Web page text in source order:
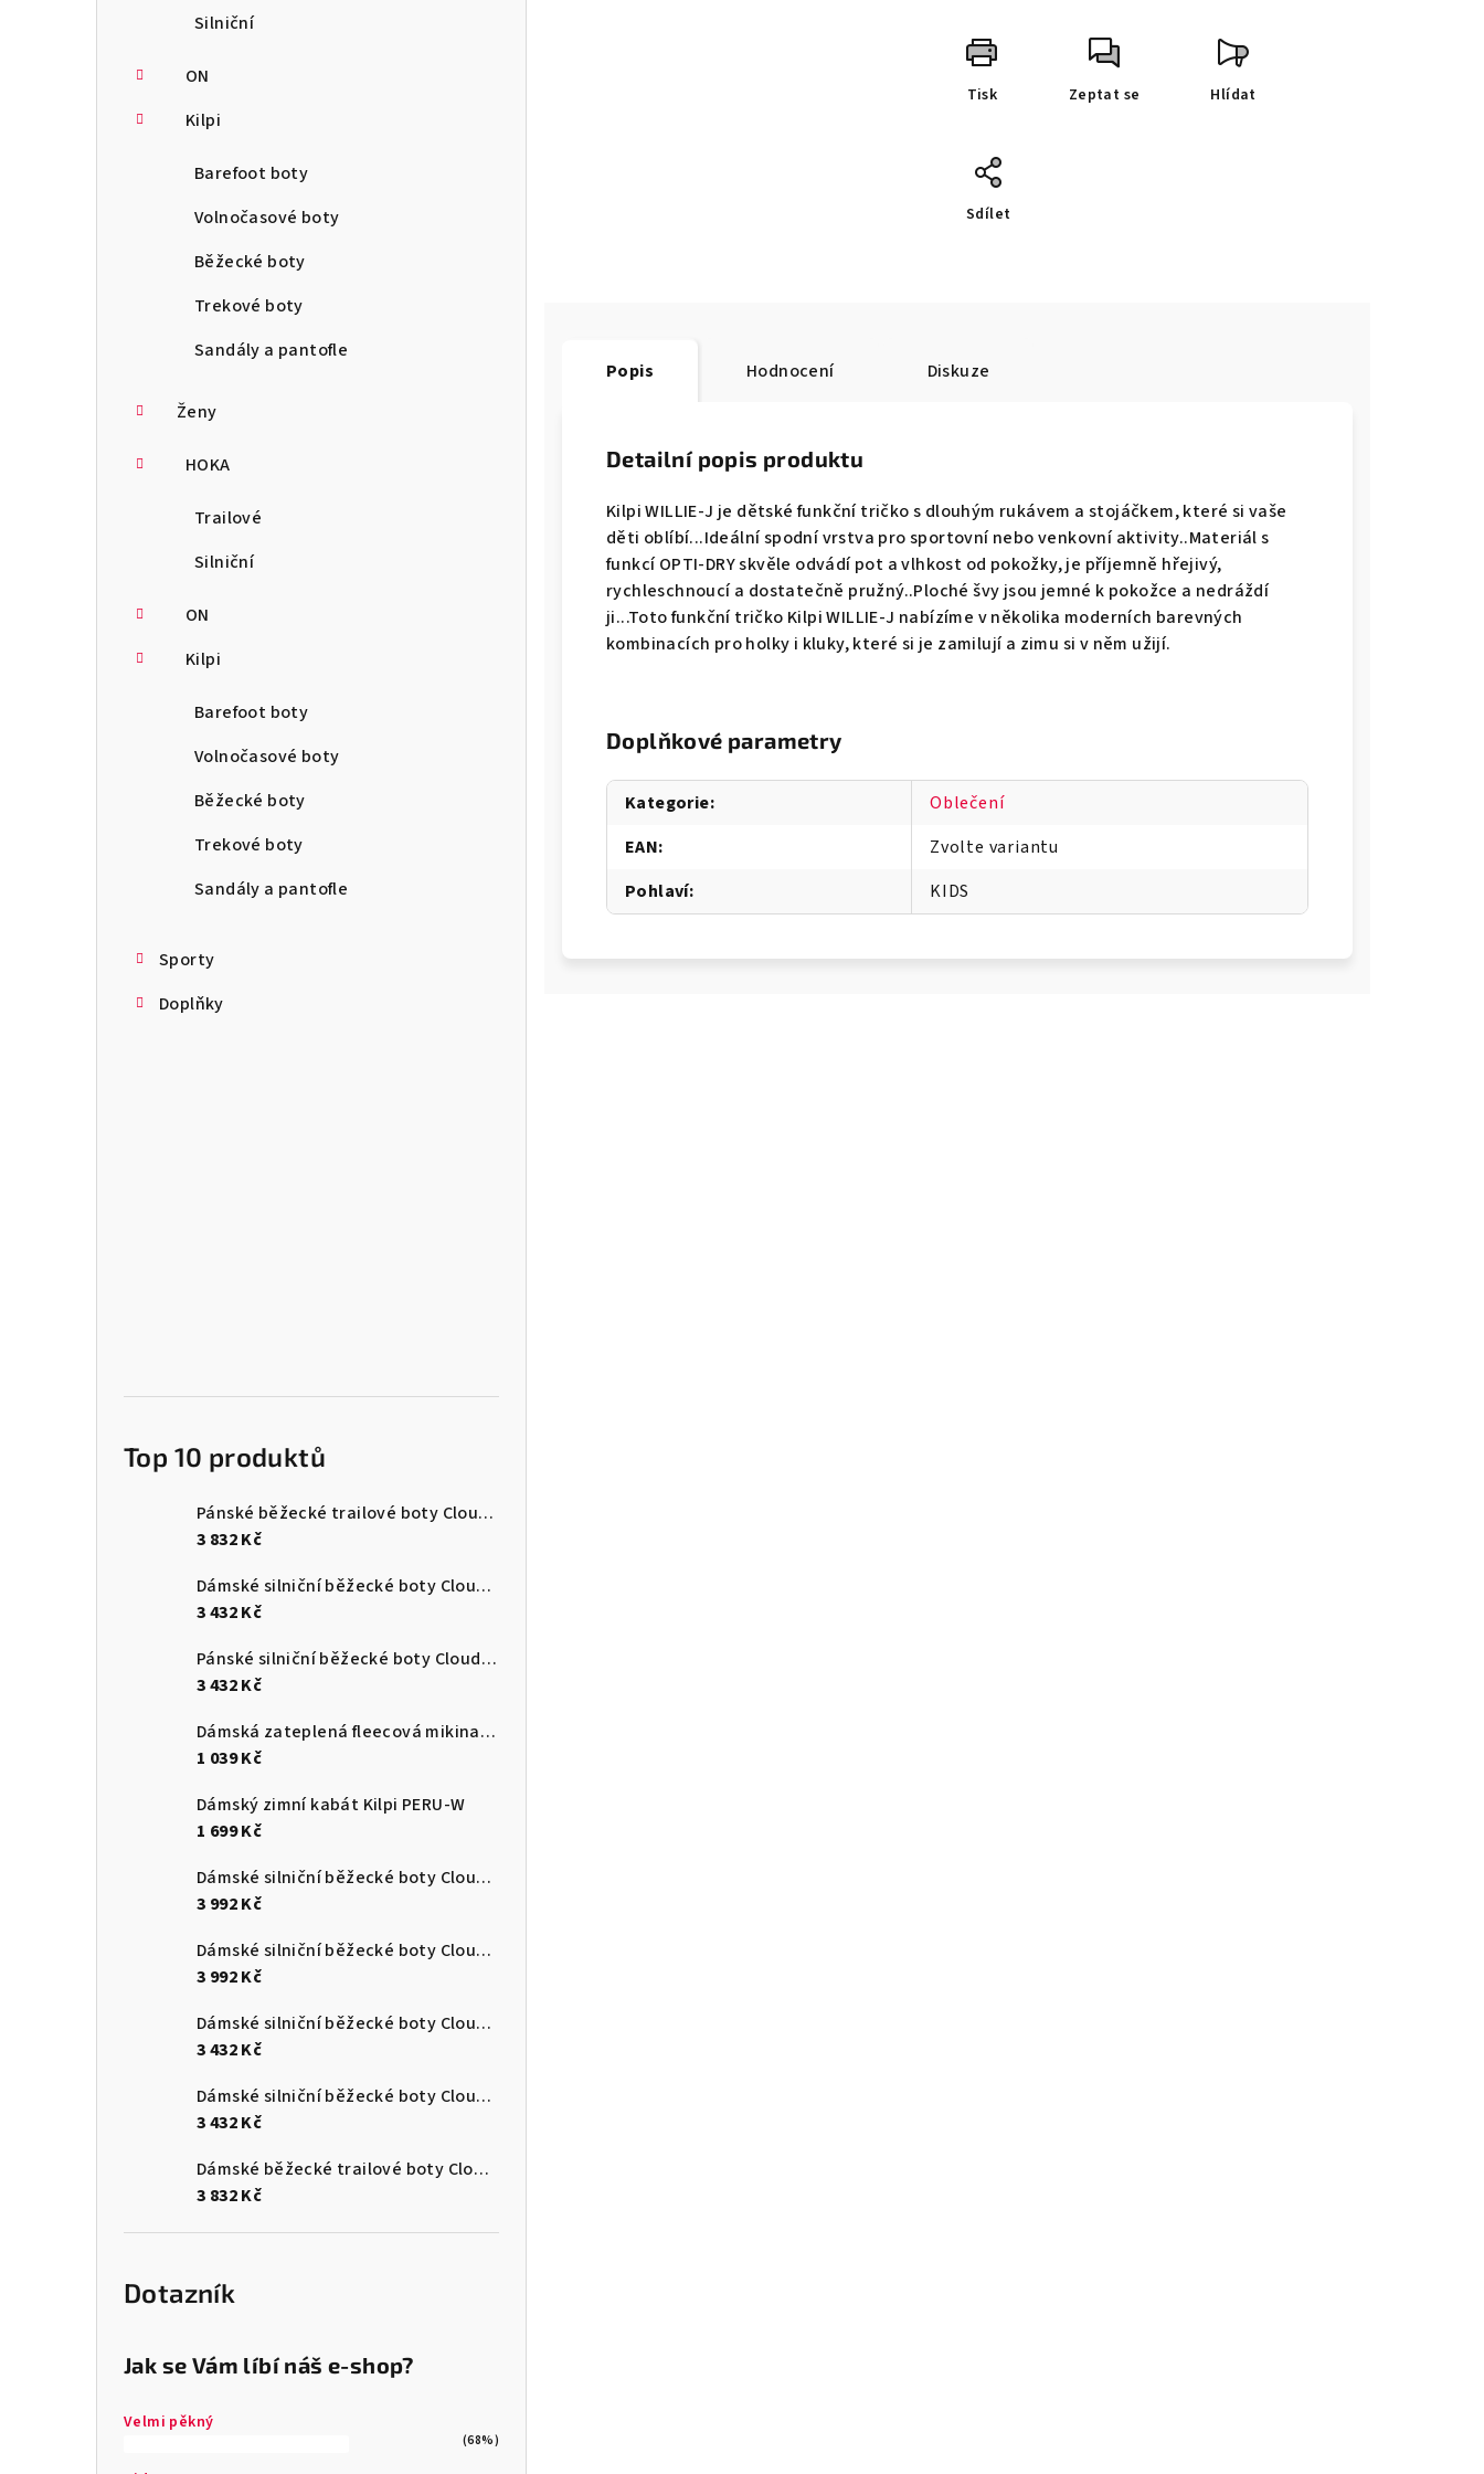
Silniční
ON
Kilpi
Barefoot boty
Volnočasové boty
Běžecké boty
Trekové boty
Sandály a pantofle
Ženy
HOKA
Trailové
Silniční
ON
Kilpi
Barefoot boty
Volnočasové boty
Běžecké boty
Trekové boty
Sandály a pantofle
Sporty
Doplňky
Top 10 produktů
Pánské běžecké trailové boty Cloudultra 3
3 832 Kč
Dámské silniční běžecké boty Cloudswift 4
3 432 Kč
Pánské silniční běžecké boty Cloudsurfer Max
3 432 Kč
Dámská zateplená fleecová mikina s kapucí Kilpi NEVIA-W
1 039 Kč
Dámský zimní kabát Kilpi PERU-W
1 699 Kč
Dámské silniční běžecké boty Cloudmonster 3
3 992 Kč
Dámské silniční běžecké boty Cloudmonster 3
3 992 Kč
Dámské silniční běžecké boty Cloudsurfer Max
3 432 Kč
Dámské silniční běžecké boty Cloudsurfer Max
3 432 Kč
Dámské běžecké trailové boty Cloudultra 3
3 832 Kč
Dotazník
Jak se Vám líbí náš e-shop?
Velmi pěkný
(68%)
Tisk Zeptat se Hlídat
Sdílet
Popis Hodnocení Diskuze
Detailní popis produktu
Kilpi WILLIE-J je dětské funkční tričko s dlouhým rukávem a stojáčkem, které si vaše
děti oblíbí...Ideální spodní vrstva pro sportovní nebo venkovní aktivity..Materiál s
funkcí OPTI-DRY skvěle odvádí pot a vlhkost od pokožky, je příjemně hřejivý,
rychleschnoucí a dostatečně pružný..Ploché švy jsou jemné k pokožce a nedráždí
ji...Toto funkční tričko Kilpi WILLIE-J nabízíme v několika moderních barevných
kombinacích pro holky i kluky, které si je zamilují a zimu si v něm užijí.
Doplňkové parametry
Kategorie:
Oblečení
EAN:
Zvolte variantu
Pohlaví: KIDS